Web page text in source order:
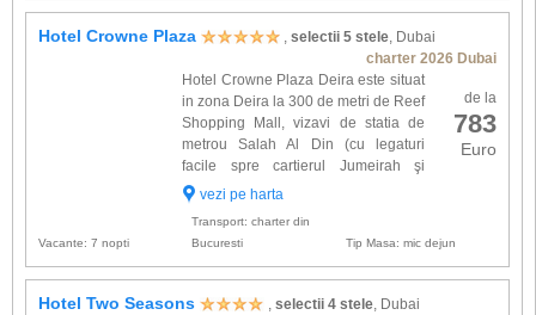
Hotel Crowne Plaza , selectii 5 stele, Dubai
charter 2026 Dubai
de la
783
Euro
Hotel Crowne Plaza Deira este situat
in zona Deira la 300 de metri de Reef
Shopping Mall, vizavi de statia de
metrou Salah Al Din (cu legaturi
facile spre cartierul Jumeirah şi
centrul comercial Mall of Emirates) si
Cele 300 s...
vezi pe harta
Vacante: 7 nopti
Transport: charter din
Bucuresti
Tip Masa: mic dejun
Hotel Two Seasons , selectii 4 stele, Dubai